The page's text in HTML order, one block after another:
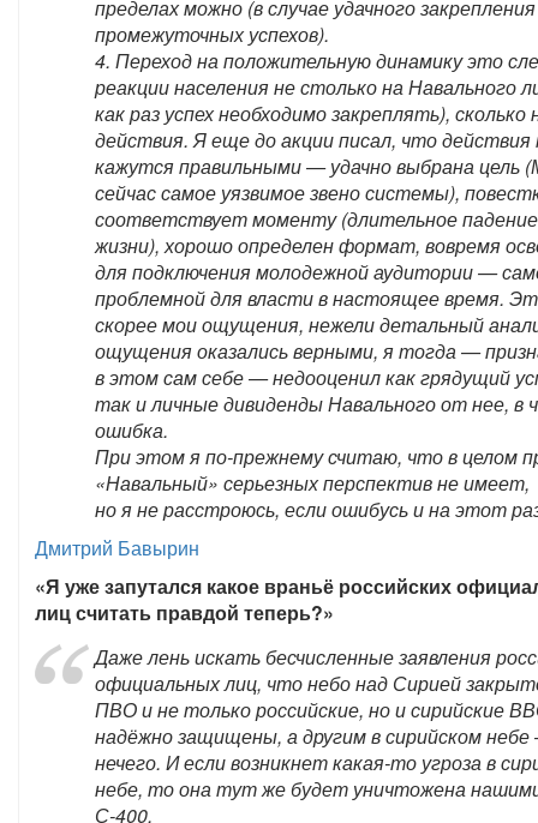
пределах можно (в случае удачного закрепления
промежуточных успехов).
4. Переход на положительную динамику это
реакции населения не столько на Навального
как раз успех необходимо закреплять), сколько
действия. Я еще до акции писал, что действия
кажутся правильными — удачно выбрана цель
сейчас самое уязвимое звено системы),
соответствует моменту (длительное
жизни), хорошо определен формат, вовремя
для подключения молодежной аудитории —
проблемной для власти в настоящее время.
скорее мои ощущения, нежели детальный
ощущения оказались верными, я тогда —
в этом сам себе — недооценил как грядущий
так и личные дивиденды Навального от нее, в
ошибка.
При этом я по-прежнему считаю, что в целом
«Навальный» серьезных перспектив не имеет,
но я не расстроюсь, если ошибусь и на этот
Дмитрий Бавырин
«Я уже запутался какое враньё российских
лиц считать правдой теперь?»
Даже лень искать бесчисленные заявления
официальных лиц, что небо над Сирией
ПВО и не только российские, но и сирийские
надёжно защищены, а другим в сирийском
нечего. И если возникнет какая-то угроза в
небе, то она тут же будет уничтожена
С-400.